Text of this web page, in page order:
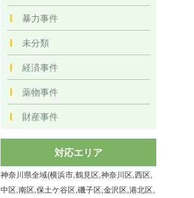
暴力事件
未分類
経済事件
薬物事件
財産事件
対応エリア
神奈川県全域(横浜市,鶴見区,神奈川区,西区,
中区,南区,保土ケ谷区,磯子区,金沢区,港北区,